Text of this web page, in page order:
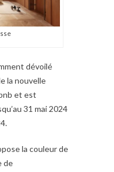
dévoilé
la nouvelle
et est
31 mai 2024
la couleur de
de